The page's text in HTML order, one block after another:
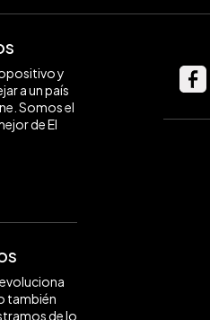
y
a un país
Somos el
de El
también
de lo